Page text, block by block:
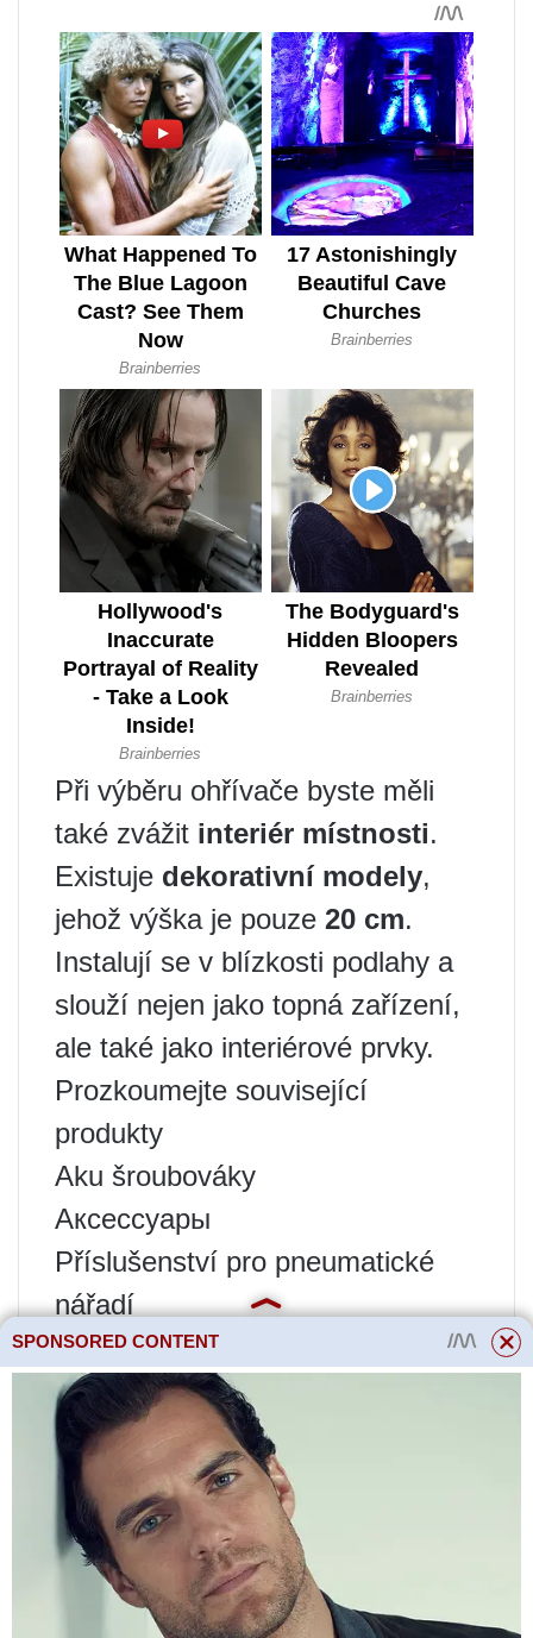
Při výběru ohřívače byste měli
také zvážit interiér místnosti.
Existuje dekorativní modely,
jehož výška je pouze 20 cm.
Instalují se v blízkosti podlahy a
slouží nejen jako topná zařízení,
ale také jako interiérové ​​prvky.
Prozkoumejte související
produkty
Aku šroubováky
Аксессуары
Příslušenství pro pneumatické
nářadí
Bucky
Benzínové řezačky a elektrické
řezačky
Automatizační bloky
Domácí fanoušci
Vertikutátory a provzdušňovače
CCTV DVR
SPONSORED CONTENT